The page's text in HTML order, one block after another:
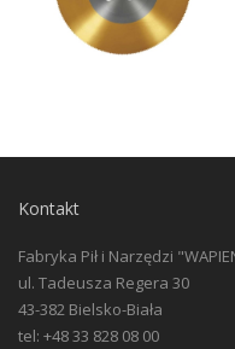
Kontakt
Fabryka Pił i Narzędzi
ul. Tadeusza Regera 30
43-382 Bielsko-Biała
tel: +48 33 828 08 00